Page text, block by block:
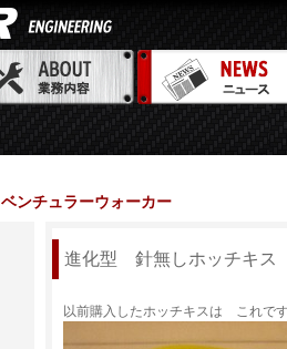
ベンチュラーウォーカー
進化型 針無しホッチキス
以前購入したホッチキスは これで